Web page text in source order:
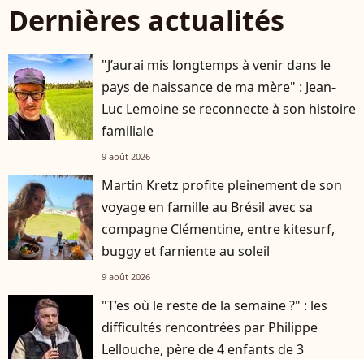
Dernières actualités
"J’aurai mis longtemps à venir dans le
pays de naissance de ma mère" : Jean-
Luc Lemoine se reconnecte à son histoire
familiale
9 août 2026
Martin Kretz profite pleinement de son
voyage en famille au Brésil avec sa
compagne Clémentine, entre kitesurf,
buggy et farniente au soleil
9 août 2026
"T’es où le reste de la semaine ?" : les
difficultés rencontrées par Philippe
Lellouche, père de 4 enfants de 3